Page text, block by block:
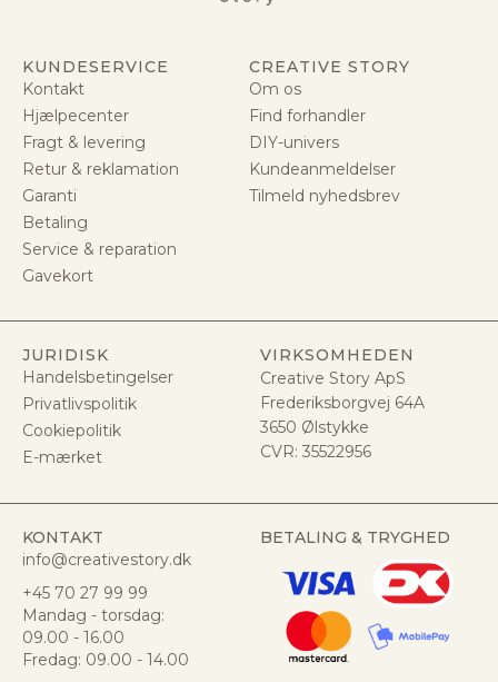
KUNDESERVICE
Kontakt
Hjælpecenter
Fragt & levering
Retur & reklamation
Garanti
Betaling
Service & reparation
Gavekort
CREATIVE STORY
Om os
Find forhandler
DIY-univers
Kundeanmeldelser
Tilmeld nyhedsbrev
JURIDISK
Handelsbetingelser
Privatlivspolitik
Cookiepolitik
E-mærket
VIRKSOMHEDEN
Creative Story ApS
Frederiksborgvej 64A
3650 Ølstykke
CVR: 35522956
KONTAKT
info@creativestory.dk
+45 70 27 99 99
Mandag - torsdag:
09.00 - 16.00
Fredag: 09.00 - 14.00
BETALING & TRYGHED